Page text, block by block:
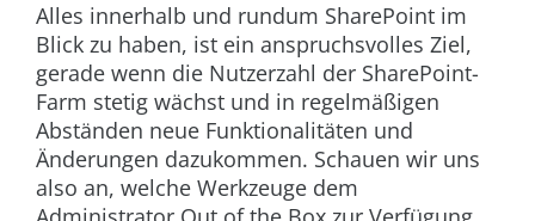
Alles innerhalb und rundum SharePoint im
Blick zu haben, ist ein anspruchsvolles Ziel,
gerade wenn die Nutzerzahl der SharePoint-
Farm stetig wächst und in regelmäßigen
Abständen neue Funktionalitäten und
Änderungen dazukommen. Schauen wir uns
also an, welche Werkzeuge dem